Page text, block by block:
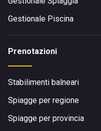
Gestionale Piscina
Prenotazioni
Stabilimenti balneari
Spiagge per regione
Spiagge per provincia